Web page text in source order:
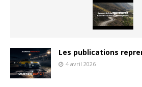
Les publications
4 avril 2026